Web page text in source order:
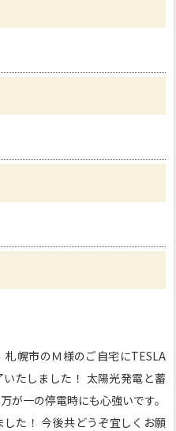
幌市のＭ様のご自宅にTESLA
たしました！ 太陽光発電と蓄
が一の停電時にも心強いです。
た！ 今後共どうぞ宜しくお願